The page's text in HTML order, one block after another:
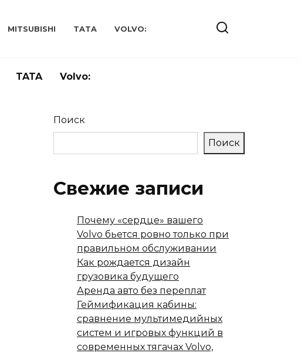
MITSUBISHI TATA VOLVO:
TATA Volvo:
Поиск
Поиск
Свежие записи
Почему «сердце» вашего
Volvo бьется ровно только при
правильном обслуживании
Как рождается дизайн
грузовика будущего
Аренда авто без переплат
Геймификация кабины:
сравнение мультимедийных
систем и игровых функций в
современных тягачах Volvo,